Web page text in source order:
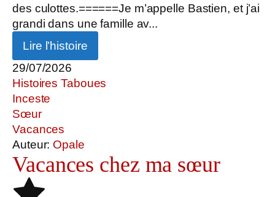
des culottes.======Je m’appelle Bastien, et j’ai
grandi dans une famille av...
Lire l’histoire
29/07/2026
Histoires Taboues
Inceste
Sœur
Vacances
Auteur: Opale
Vacances chez ma sœur